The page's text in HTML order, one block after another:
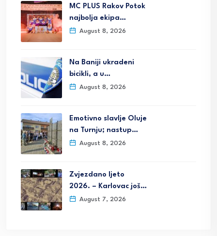
MC PLUS Rakov Potok
najbolja ekipa…
August 8, 2026
Na Baniji ukradeni
bicikli, a u…
August 8, 2026
Emotivno slavlje Oluje
na Turnju; nastup…
August 8, 2026
Zvjezdano ljeto
2026. – Karlovac još…
August 7, 2026